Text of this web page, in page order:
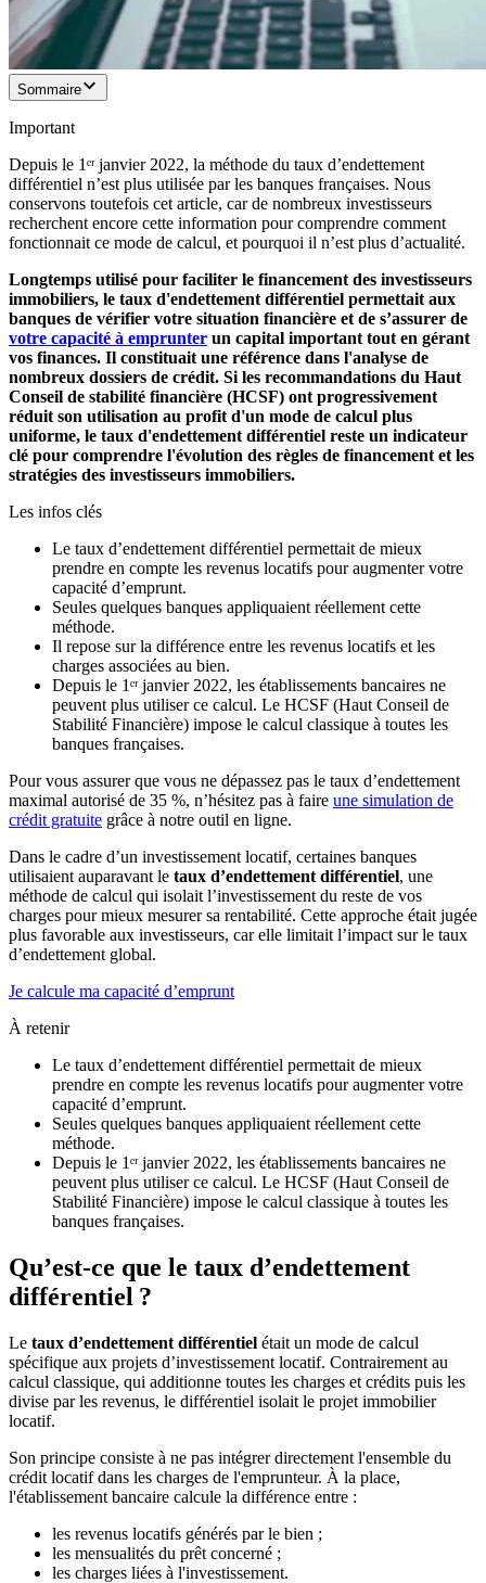
Sommaire
Important
Depuis le 1ᵉʳ janvier 2022, la méthode du taux d’endettement
différentiel n’est plus utilisée par les banques françaises. Nous
conservons toutefois cet article, car de nombreux investisseurs
recherchent encore cette information pour comprendre comment
fonctionnait ce mode de calcul, et pourquoi il n’est plus d’actualité.
Longtemps utilisé pour faciliter le financement des investisseurs
immobiliers, le taux d'endettement différentiel permettait aux
banques de vérifier votre situation financière et de s’assurer de
votre capacité à emprunter un capital important tout en gérant
vos finances. Il constituait une référence dans l'analyse de
nombreux dossiers de crédit. Si les recommandations du Haut
Conseil de stabilité financière (HCSF) ont progressivement
réduit son utilisation au profit d'un mode de calcul plus
uniforme, le taux d'endettement différentiel reste un indicateur
clé pour comprendre l'évolution des règles de financement et les
stratégies des investisseurs immobiliers.
Les infos clés
Le taux d’endettement différentiel permettait de mieux
prendre en compte les revenus locatifs pour augmenter votre
capacité d’emprunt.
Seules quelques banques appliquaient réellement cette
méthode.
Il repose sur la différence entre les revenus locatifs et les
charges associées au bien.
Depuis le 1ᵉʳ janvier 2022, les établissements bancaires ne
peuvent plus utiliser ce calcul. Le HCSF (Haut Conseil de
Stabilité Financière) impose le calcul classique à toutes les
banques françaises.
Pour vous assurer que vous ne dépassez pas le taux d’endettement
maximal autorisé de 35 %, n’hésitez pas à faire une simulation de
crédit gratuite grâce à notre outil en ligne.
Dans le cadre d’un investissement locatif, certaines banques
utilisaient auparavant le taux d’endettement différentiel, une
méthode de calcul qui isolait l’investissement du reste de vos
charges pour mieux mesurer sa rentabilité. Cette approche était jugée
plus favorable aux investisseurs, car elle limitait l’impact sur le taux
d’endettement global.
Je calcule ma capacité d’emprunt
À retenir
Le taux d’endettement différentiel permettait de mieux
prendre en compte les revenus locatifs pour augmenter votre
capacité d’emprunt.
Seules quelques banques appliquaient réellement cette
méthode.
Depuis le 1ᵉʳ janvier 2022, les établissements bancaires ne
peuvent plus utiliser ce calcul. Le HCSF (Haut Conseil de
Stabilité Financière) impose le calcul classique à toutes les
banques françaises.
Qu’est-ce que le taux d’endettement
différentiel ?
Le taux d’endettement différentiel était un mode de calcul
spécifique aux projets d’investissement locatif. Contrairement au
calcul classique, qui additionne toutes les charges et crédits puis les
divise par les revenus, le différentiel isolait le projet immobilier
locatif.
Son principe consiste à ne pas intégrer directement l'ensemble du
crédit locatif dans les charges de l'emprunteur. À la place,
l'établissement bancaire calcule la différence entre :
les revenus locatifs générés par le bien ;
les mensualités du prêt concerné ;
les charges liées à l'investissement.